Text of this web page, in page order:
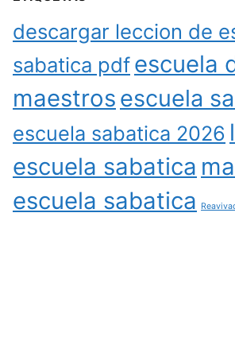
descargar leccion de
sabatica pdfescuela
maestros escuela
escuela sabatica 2026
escuela sabatica
escuela sabatica